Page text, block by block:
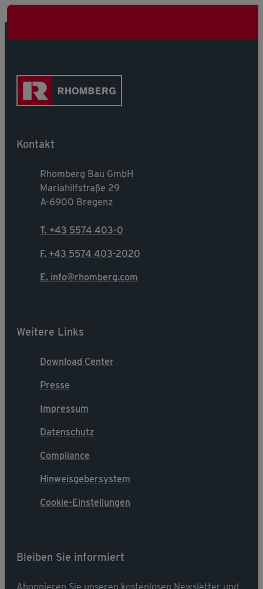
Kontakt
Rhomberg Bau GmbH
Mariahilfstraße 29
A-6900 Bregenz
T. +43 5574 403-0
F. +43 5574 403-2020
E. info@rhomberg.com
Weitere Links
Download Center
Presse
Impressum
Datenschutz
Compliance
Hinweisgebersystem
Cookie-Einstellungen
Bleiben Sie informiert